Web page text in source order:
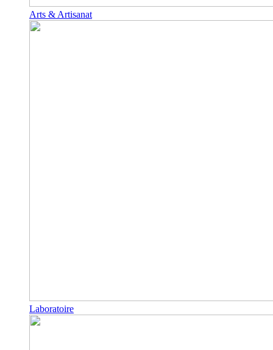
Arts & Artisanat
Laboratoire